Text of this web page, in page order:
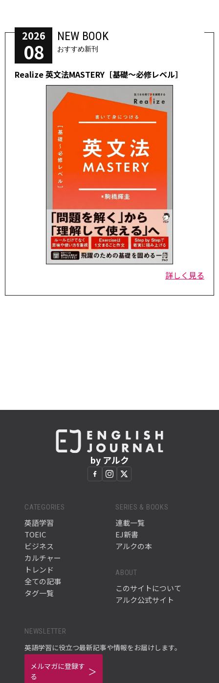
2026
08
NEW BOOK
おすすめ新刊
Realize 英文法MASTERY［基礎～必修レベル］
詳しく見る
by アルク
CATEGORIES
英語学習
TOEIC
ビジネス
カルチャー
トレンド
全ての記事
タグ一覧
SERIES & BOOKS
連載一覧
EJ新書
アルクの本
ABOUT
このサイトについて
アルク公式サイト
NEWSLETTER
英語学習に役立つ最新記事や情報をお届けします。
メルマガに登録す
る